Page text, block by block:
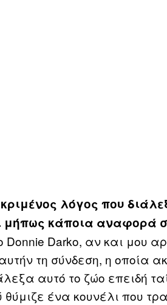
λόγος που
μήπως κάποια αναφορά
Donnie Darko, αν και μου
τη σύνδεση, η οποία
αυτό το ζώο επειδή
ένα κουνέλι που